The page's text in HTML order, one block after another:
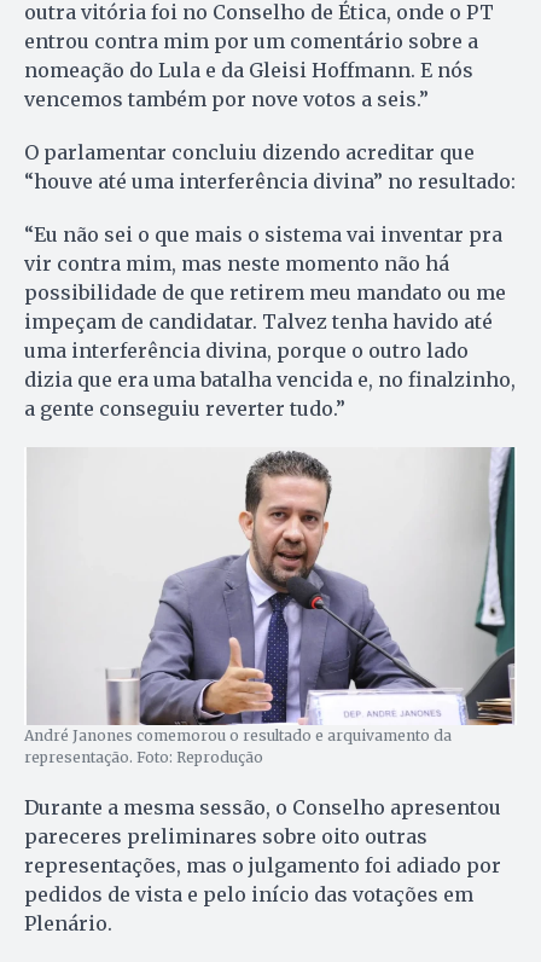
outra vitória foi no Conselho de Ética, onde o PT
entrou contra mim por um comentário sobre a
nomeação do Lula e da Gleisi Hoffmann. E nós
vencemos também por nove votos a seis.”
O parlamentar concluiu dizendo acreditar que
“houve até uma interferência divina” no resultado:
“Eu não sei o que mais o sistema vai inventar pra
vir contra mim, mas neste momento não há
possibilidade de que retirem meu mandato ou me
impeçam de candidatar. Talvez tenha havido até
uma interferência divina, porque o outro lado
dizia que era uma batalha vencida e, no finalzinho,
a gente conseguiu reverter tudo.”
André Janones comemorou o resultado e arquivamento da
representação. Foto: Reprodução
Durante a mesma sessão, o Conselho apresentou
pareceres preliminares sobre oito outras
representações, mas o julgamento foi adiado por
pedidos de vista e pelo início das votações em
Plenário.